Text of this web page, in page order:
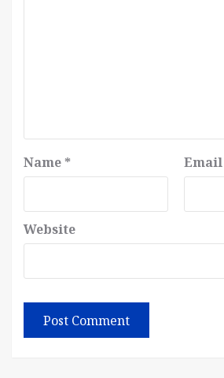
Name * Email
Website